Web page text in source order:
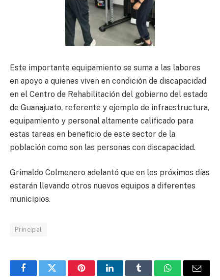
Este importante equipamiento se suma a las labores
en apoyo a quienes viven en condición de discapacidad
en el Centro de Rehabilitación del gobierno del estado
de Guanajuato, referente y ejemplo de infraestructura,
equipamiento y personal altamente calificado para
estas tareas en beneficio de este sector de la
población como son las personas con discapacidad.
Grimaldo Colmenero adelantó que en los próximos días
estarán llevando otros nuevos equipos a diferentes
municipios.
Principal
FacebookTwitter PinterestLinkedInTumblr WhatsAppEmail